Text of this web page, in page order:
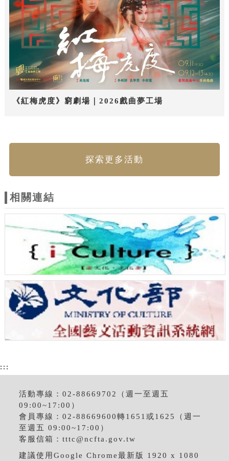
《紅梅虎度》窮劇場｜2026戲曲夢工場
探索更多活動
相關連結
:::
活動專線：02-88669702（週一至週五
09:00~17:00）
會員專線：02-88669600轉1651或1625（週一
至週五 09:00~17:00）
客服信箱：tttc@ncfta.gov.tw
建議使用Google Chrome最新版 1920 x 1080